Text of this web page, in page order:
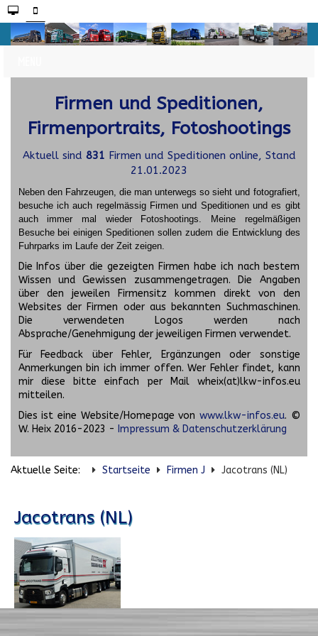
Firmen und Speditionen,
Firmenportraits, Fotoshootings
Aktuell sind 831 Firmen und Speditionen online, Stand
21.01.2023
Neben den Fahrzeugen, die man unterwegs so sieht und fotografiert,
besuche ich auch regelmässig Firmen und Speditionen und es gibt
auch immer mal wieder Fotoshootings.
Meine regelmäßigen
Besuche bei einigen Speditionen sollen zudem die Entwicklung des
Fuhrparks im Laufe der Zeit zeigen.
Die Infos über die gezeigten Firmen habe ich nach bestem
Wissen und Gewissen zusammengetragen. Die Angaben
über den jeweilen Firmensitz kommen direkt von den
Websites der Firmen oder aus bekannten Suchmaschinen.
Die verwendeten Logos werden nach
Absprache/Genehmigung der jeweiligen Firmen verwendet.
Für Feedback über Fehler, Ergänzungen oder sonstige
Anmerkungen bin ich immer offen. Wer Fehler findet, kann
mir diese bitte einfach per Mail wheix(at)lkw-infos.eu
mitteilen.
Dies ist eine Website/Homepage von www.lkw-infos.eu. ©
W. Heix 2016-2023 - Impressum & Datenschutzerklärung
Aktuelle Seite: Startseite Firmen J Jacotrans (NL)
Jacotrans (NL)